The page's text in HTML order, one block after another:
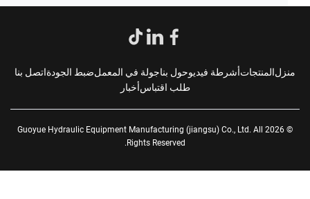
المنتجاتأشرطة فيديو حول بناجولة في المعملضبط الجودةاتصل بنا
طلب اقتباسأخبار
© 2026 Guoyue Hydraulic Equipment Manufacturing (jiangsu) Co., Ltd. All
Rights Reserved.